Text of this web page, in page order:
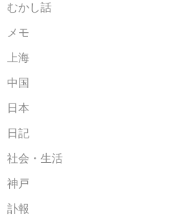
むかし話
メモ
上海
中国
日本
日記
社会・生活
神戸
訃報